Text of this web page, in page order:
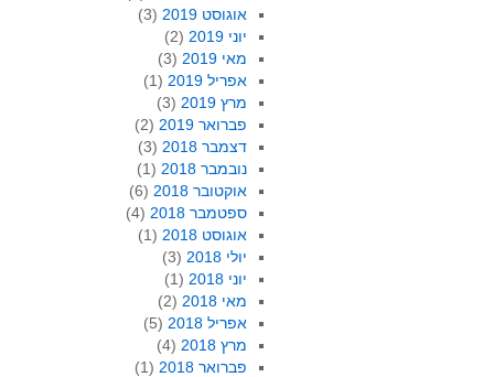
אוגוסט 2019
(3)
יוני 2019
(2)
מאי 2019
(3)
אפריל 2019
(1)
מרץ 2019
(3)
פברואר 2019
(2)
דצמבר 2018
(3)
נובמבר 2018
(1)
אוקטובר 2018
(6)
ספטמבר 2018
(4)
אוגוסט 2018
(1)
יולי 2018
(3)
יוני 2018
(1)
מאי 2018
(2)
אפריל 2018
(5)
מרץ 2018
(4)
פברואר 2018
(1)